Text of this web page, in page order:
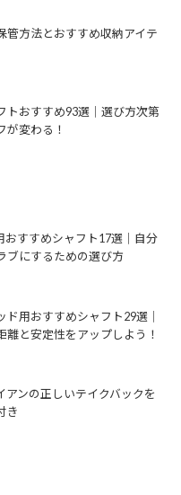
管方法とおすすめ収納アイテ
トおすすめ93選│選び方次第
が変わる！
おすすめシャフト17選│自分
ブにするための選び方
ド用おすすめシャフト29選│
離と安定性をアップしよう！
アンの正しいテイクバックを
き